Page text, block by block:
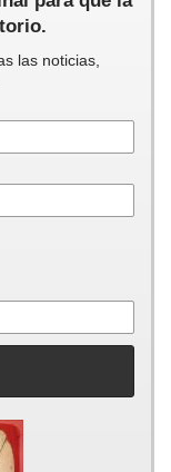
las noticias,